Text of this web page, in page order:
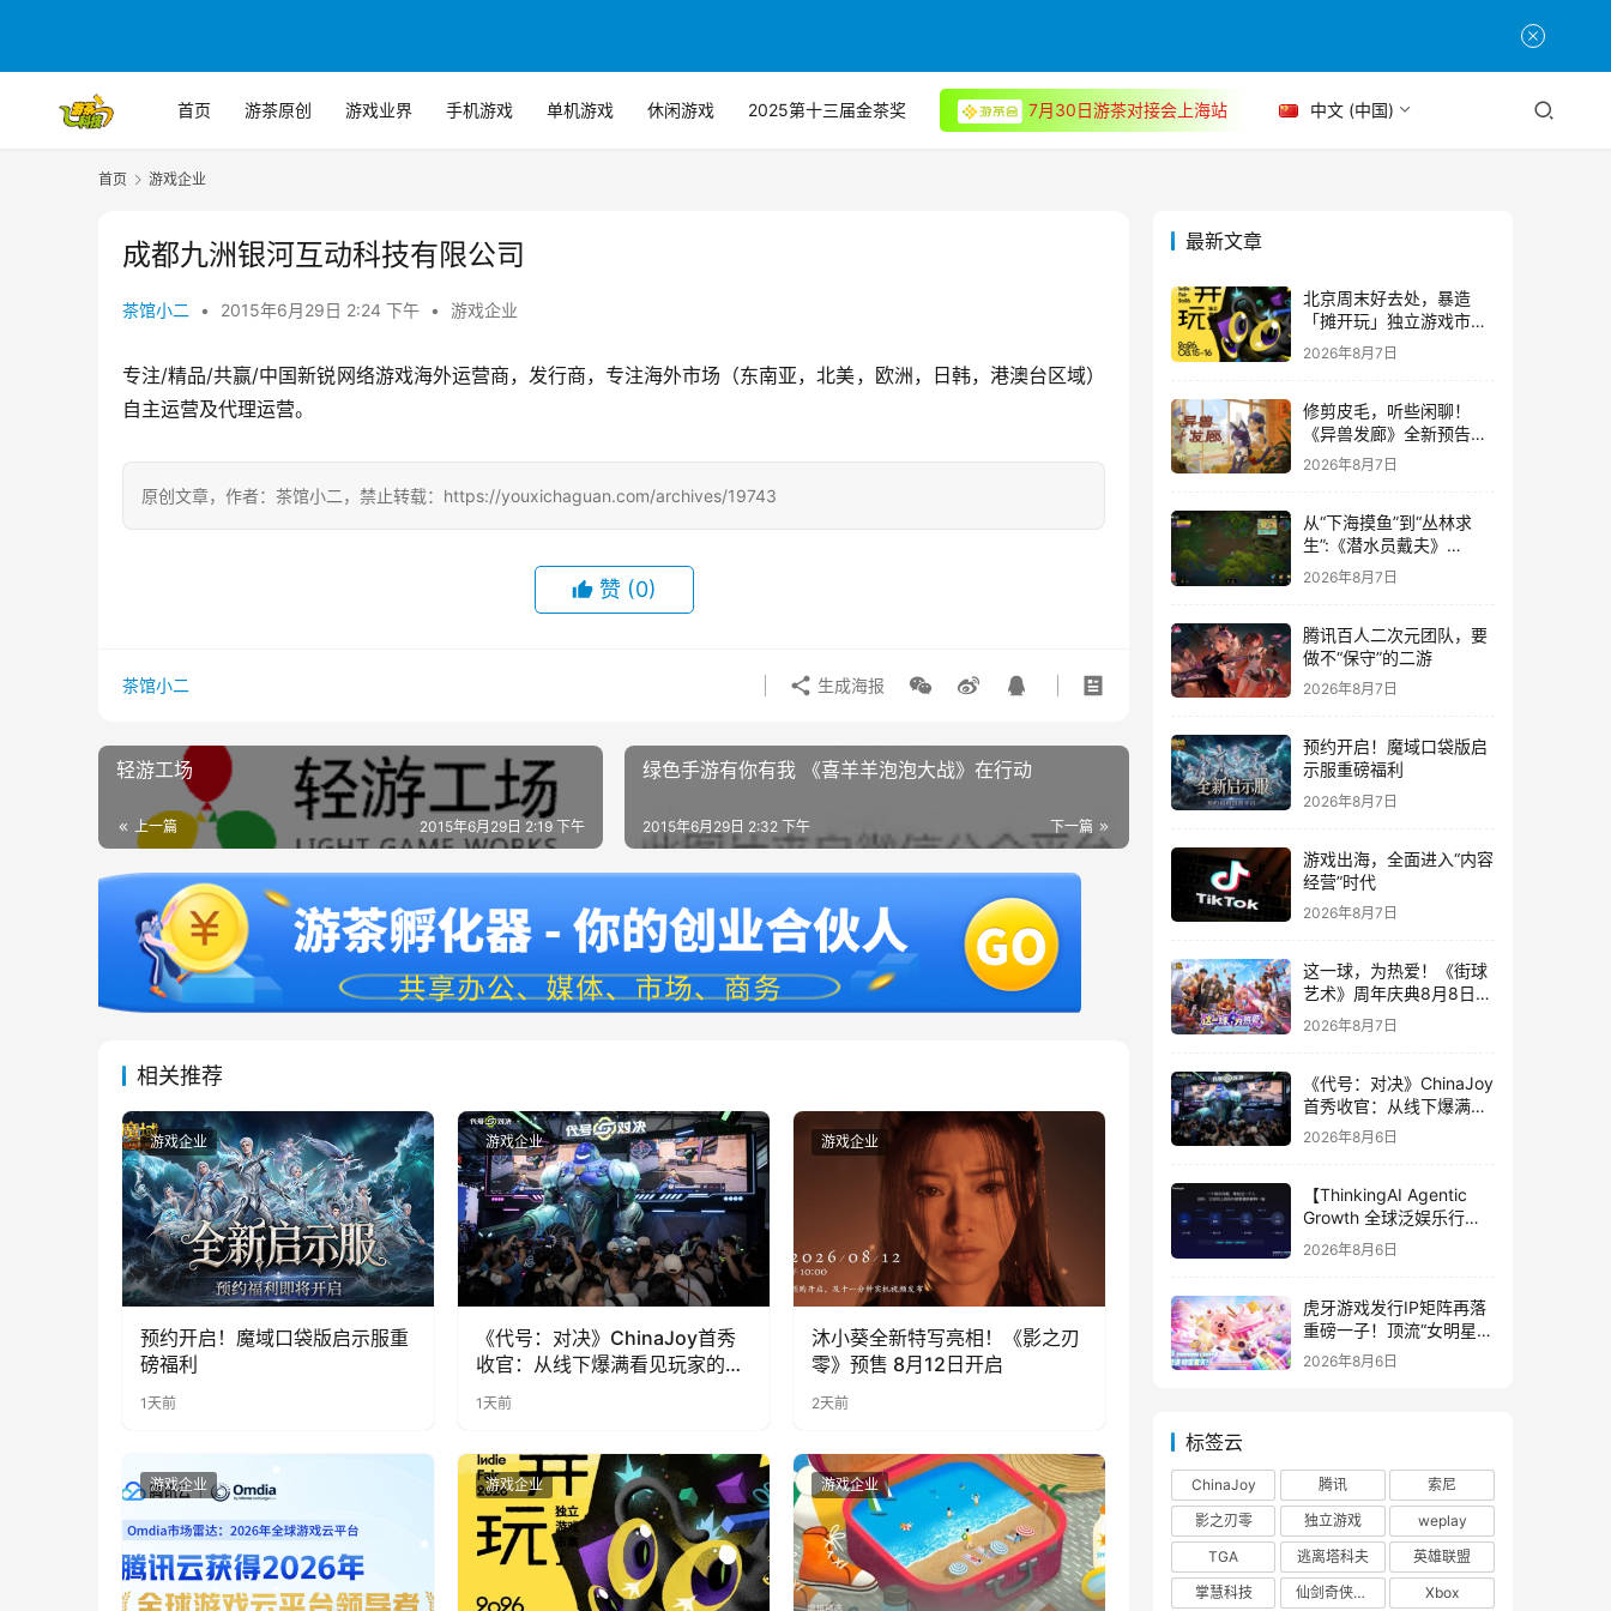
首页 游茶原创 游戏业界 手机游戏 单机游戏 休闲游戏 2025第十三届金茶奖 7月30日游茶对接会上海站 中文 (中国)
首页 游戏企业
成都九洲银河互动科技有限公司
茶馆小二 • 2015年6月29日 2:24 下午 • 游戏企业
专注/精品/共赢/中国新锐网络游戏海外运营商，发行商，专注海外市场（东南亚，北美，欧洲，日韩，港澳台区域）
自主运营及代理运营。
原创文章，作者：茶馆小二，禁止转载：https://youxichaguan.com/archives/19743
赞 (0)
茶馆小二 生成海报
轻游工场
上一篇 2015年6月29日 2:19 下午
绿色手游有你有我 《喜羊羊泡泡大战》在行动
下一篇
2015年6月29日 2:32 下午
相关推荐
游戏企业
预约开启！魔域口袋版启示服重
磅福利
1天前
游戏企业
《代号：对决》ChinaJoy首秀
收官：从线下爆满看见玩家的真
实期待
1天前
游戏企业
沐小葵全新特写亮相！《影之刃
零》预售 8月12日开启
2天前
游戏企业 游戏企业 游戏企业
最新文章
北京周末好去处，暴造
「摊开玩」独立游戏市集
正式开票！
2026年8月7日
修剪皮毛，听些闲聊！
《异兽发廊》全新预告与
Steam免费试玩公开
2026年8月7日
从“下海摸鱼”到“丛林求
生”:《潜水员戴夫》
DLC《丛林》移动端定档
8月14日
2026年8月7日
腾讯百人二次元团队，要
做不“保守”的二游
2026年8月7日
预约开启！魔域口袋版启
示服重磅福利
2026年8月7日
游戏出海，全面进入“内容
经营”时代
2026年8月7日
这一球，为热爱！《街球
艺术》周年庆典8月8日正
式上线，多重福利与全新
内容同步开启
2026年8月7日
《代号：对决》ChinaJoy
首秀收官：从线下爆满看
见玩家的真实期待
2026年8月6日
【ThinkingAI Agentic
Growth 全球泛娱乐行业
峰会】Agent 时代，人到
底负责什么
2026年8月6日
虎牙游戏发行IP矩阵再落
重磅一子！顶流“女明星”
ZANMANG LOOPY 正版
2026年8月6日
标签云
ChinaJoy 腾讯
索尼
影之刃零
独立游戏
weplay
TGA
逃离塔科夫
英雄联盟
掌慧科技
仙剑奇侠传四 Xbox